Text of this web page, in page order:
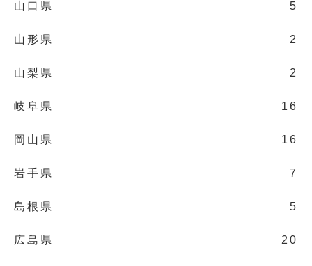
山口県 5
山形県 2
山梨県 2
岐阜県 16
岡山県 16
岩手県 7
島根県 5
広島県 20